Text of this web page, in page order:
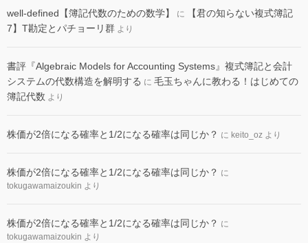
well-defined【簿記代数のための数学】 に
【君の知らない複式簿記
7】T勘定とパチョーリ群 より
書評『Algebraic Models for Accounting Systems』複式簿記と会計
システムの代数構造を解明する に 毛玉ちゃんに教わる！はじめての
簿記代数 より
株価が2倍になる確率と1/2になる確率は同じか？ に keito_oz より
株価が2倍になる確率と1/2になる確率は同じか？ に
tokugawamaizoukin より
株価が2倍になる確率と1/2になる確率は同じか？ に
tokugawamaizoukin より